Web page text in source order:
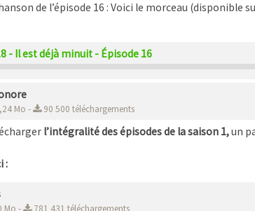
de l’épisode 16 : Voici le morceau (disponible
- Il est déjà minuit - Épisode 16
Mo - 90 500 téléchargements
l’intégralité des épisodes de la saison 1,un
: